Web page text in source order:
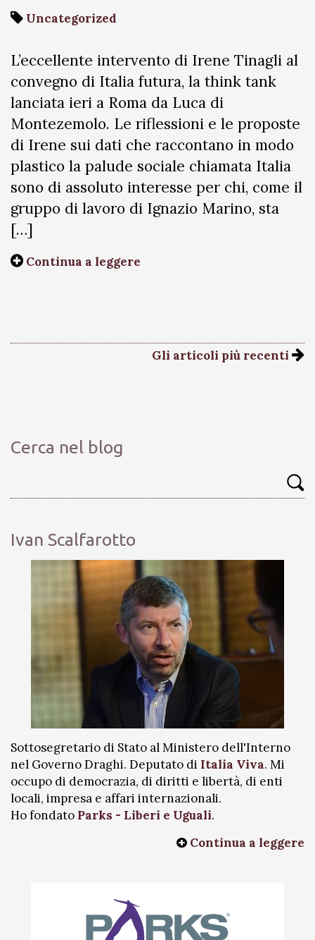
Uncategorized
L’eccellente intervento di Irene Tinagli al
convegno di Italia futura, la think tank
lanciata ieri a Roma da Luca di
Montezemolo. Le riflessioni e le proposte
di Irene sui dati che raccontano in modo
plastico la palude sociale chiamata Italia
sono di assoluto interesse per chi, come il
gruppo di lavoro di Ignazio Marino, sta
[…]
Continua a leggere
Gli articoli più recenti
Cerca nel blog
Ivan Scalfarotto
Sottosegretario di Stato al Ministero dell'Interno
nel Governo Draghi. Deputato di Italia Viva. Mi
occupo di democrazia, di diritti e libertà, di enti
locali, impresa e affari internazionali.
Ho fondato Parks - Liberi e Uguali.
Continua a leggere